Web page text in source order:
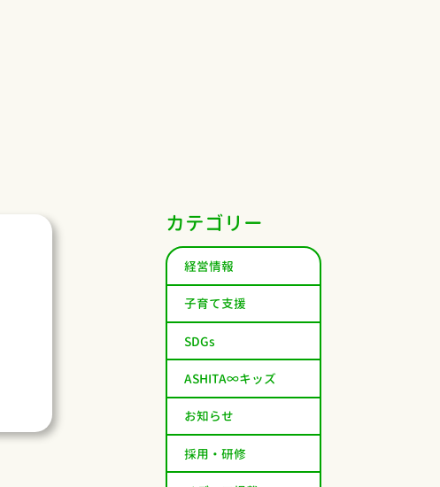
カテゴリー
経営情報
子育て支援
SDGs
ASHITA∞キッズ
お知らせ
採用・研修